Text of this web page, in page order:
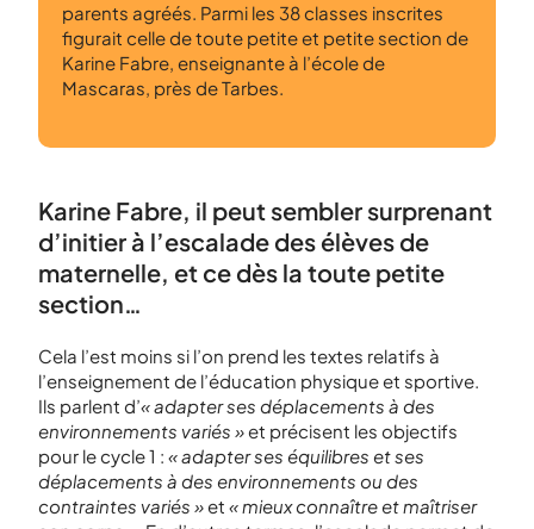
parents agréés. Parmi les 38 classes inscrites
figurait celle de toute petite et petite section de
Karine Fabre, enseignante à l’école de
Mascaras, près de Tarbes.
Karine Fabre, il peut sembler surprenant
d’initier à l’escalade des élèves de
maternelle, et ce dès la toute petite
section…
Cela l’est moins si l’on prend les textes relatifs à
l’enseignement de l’éducation physique et sportive.
Ils parlent d’« adapter ses déplacements à des
environnements variés »et précisent les objectifs
pour le cycle 1 : « adapter ses équilibres et ses
déplacements à des environnements ou des
contraintes variés »et « mieux connaître et maîtriser